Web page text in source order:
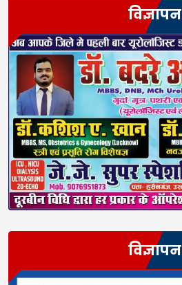
विज्ञापन
विज्ञापन